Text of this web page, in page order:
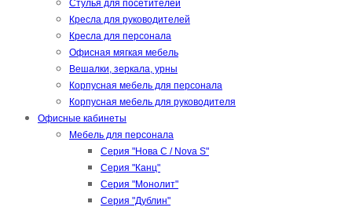
Стулья для посетителей
Кресла для руководителей
Кресла для персонала
Офисная мягкая мебель
Вешалки, зеркала, урны
Корпусная мебель для персонала
Корпусная мебель для руководителя
Офисные кабинеты
Мебель для персонала
Серия "Нова С / Nova S"
Серия "Канц"
Серия "Монолит"
Серия "Дублин"